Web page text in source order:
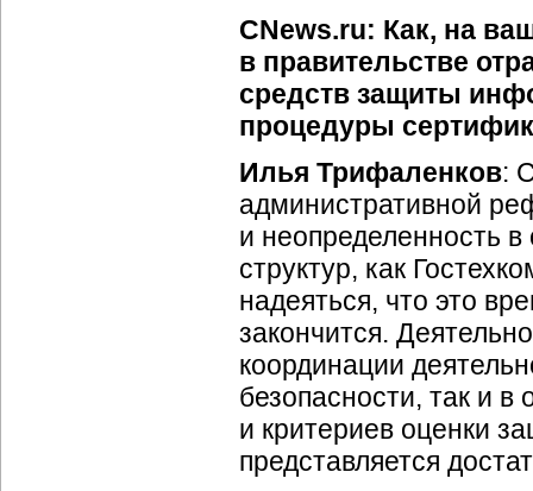
CNews.ru: Как, на
в правительстве
средств защиты
процедуры
Илья Трифаленков:
административной
и неопределенность в
структур, как
надеяться, что это
закончится.
координации
безопасности, так и в
и критериев оценки
представляется